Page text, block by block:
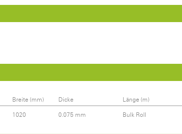
Breite (mm) Dicke Länge (m)
1020 0.075 mm Bulk Roll